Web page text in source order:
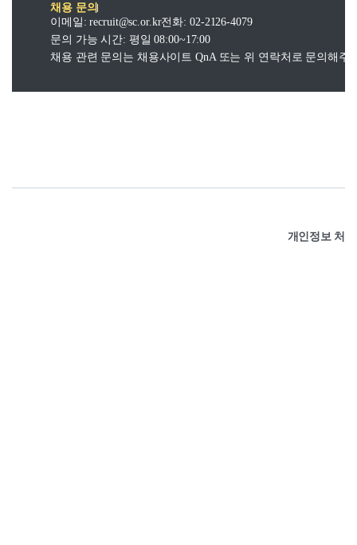
채용 문의
이메일: recruit@sc.or.kr전화: 02-2126-4079
문의 가능 시간: 평일 08:00~17:00
채용 관련 문의는 채용사이트 QnA 또는 위 연락처로 문의해주
개인정보 처